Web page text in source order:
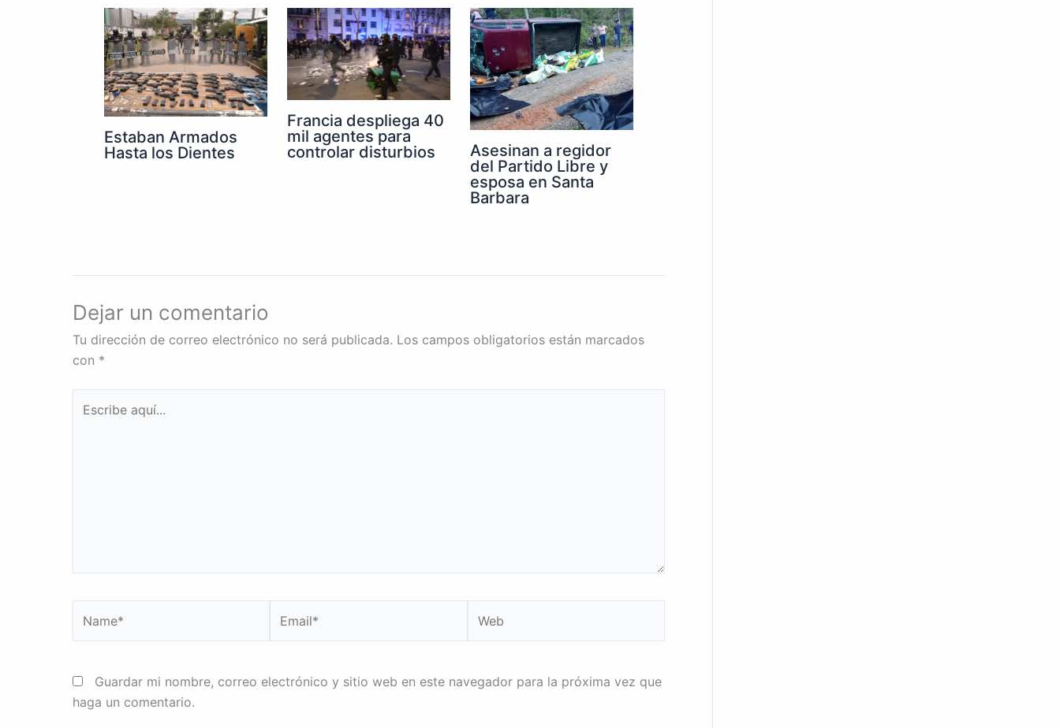
Estaban Armados
Hasta los Dientes
Francia despliega 40
mil agentes para
controlar disturbios
Asesinan a regidor
del Partido Libre y
esposa en Santa
Barbara
Dejar un comentario
Tu dirección de correo electrónico no será publicada. Los campos obligatorios están marcados
con *
aquí...
Guardar mi nombre, correo electrónico y sitio web en este navegador para la próxima vez que
haga un comentario.